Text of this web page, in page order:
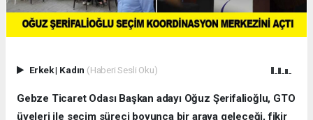
Erkek| Kadın (Haberi Sesli Oku)
Gebze Ticaret Odası Başkan adayı Oğuz Şerifalioğlu, GTO
üyeleri ile seçim süreci boyunca bir araya geleceği, fikir